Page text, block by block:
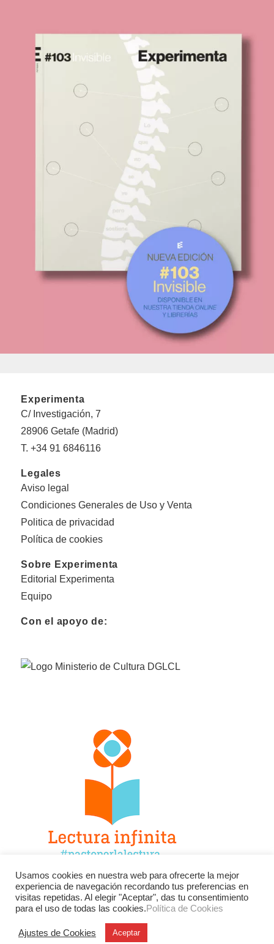
Experimenta
C/ Investigación, 7
28906 Getafe (Madrid)
T. +34 91 6846116
Legales
Aviso legal
Condiciones Generales de Uso y Venta
Politica de privacidad
Política de cookies
Sobre Experimenta
Editorial Experimenta
Equipo
Con el apoyo de:
Facebook Twitter
Instagram
YouTube
LinkedIn Contacto
Usamos cookies en nuestra web para ofrecerte la mejor
experiencia de navegación recordando tus preferencias en
visitas repetidas. Al elegir "Aceptar", das tu consentimiento
para el uso de todas las cookies.Política de Cookies
Ajustes de Cookies Aceptar